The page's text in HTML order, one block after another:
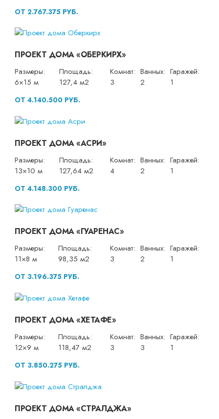
ОТ 2.767.375 РУБ.
ПРОЕКТ ДОМА «ОБЕРКИРХ»
Размеры:
6×15 м
Площадь:
127,4 м2
Комнат:
3
Ванных:
2
Гаражей:
1
ОТ 4.140.500 РУБ.
ПРОЕКТ ДОМА «АСРИ»
Размеры:
13×10 м
Площадь:
127,64 м2
Комнат:
4
Ванных:
2
Гаражей:
1
ОТ 4.148.300 РУБ.
ПРОЕКТ ДОМА «ГУАРЕНАС»
Размеры:
11×8 м
Площадь:
98,35 м2
Комнат:
3
Ванных:
2
Гаражей:
1
ОТ 3.196.375 РУБ.
ПРОЕКТ ДОМА «ХЕТАФЕ»
Размеры:
12×9 м
Площадь:
118,47 м2
Комнат:
3
Ванных:
3
Гаражей:
1
ОТ 3.850.275 РУБ.
ПРОЕКТ ДОМА «СТРАЛДЖА»